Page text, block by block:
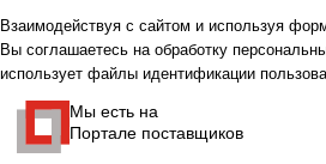
Взаимодействуя с сайтом и используя
Вы соглашаетесь на обработку
использует файлы идентификации
Мы есть на
Портале поставщиков